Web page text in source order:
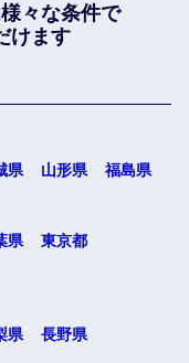
様々な条件で
けます
県 山形県 福島県
県
東京都
県 長野県